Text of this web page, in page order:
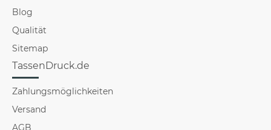
Blog
Qualität
Sitemap
TassenDruck.de
Zahlungsmöglichkeiten
Versand
AGB